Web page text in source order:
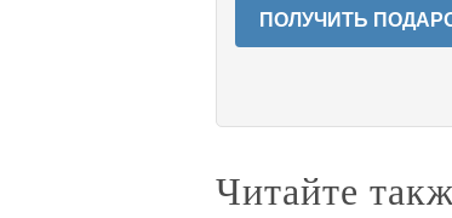
ПОЛУЧИТЬ
Читайте